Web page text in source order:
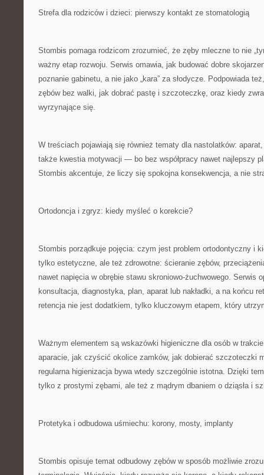
Strefa dla rodziców i dzieci: pierwszy kontakt ze stomatologią
Stombis pomaga rodzicom zrozumieć, że zęby mleczne to nie
ważny etap rozwoju. Serwis omawia, jak budować dobre
poznanie gabinetu, a nie jako „kara” za słodycze. Podpowiada
zębów bez walki, jak dobrać pastę i szczoteczkę, oraz kiedy
wyrzynające się.
W treściach pojawiają się również tematy dla nastolatków:
także kwestia motywacji — bo bez współpracy nawet najlepszy
Stombis akcentuje, że liczy się spokojna konsekwencja, a nie
Ortodoncja i zgryz: kiedy myśleć o korekcie?
Stombis porządkuje pojęcia: czym jest problem ortodontyczny i
tylko estetyczne, ale też zdrowotne: ścieranie zębów,
nawet napięcia w obrębie stawu skroniowo-żuchwowego. Serwis
konsultacja, diagnostyka, plan, aparat lub nakładki, a na końcu
retencja nie jest dodatkiem, tylko kluczowym etapem, który
Ważnym elementem są wskazówki higieniczne dla osób w
aparacie, jak czyścić okolice zamków, jak dobierać szczoteczki
regularna higienizacja bywa wtedy szczególnie istotna. Dzięki
tylko z prostymi zębami, ale też z mądrym dbaniem o dziąsła i
Protetyka i odbudowa uśmiechu: korony, mosty, implanty
Stombis opisuje temat odbudowy zębów w sposób możliwie